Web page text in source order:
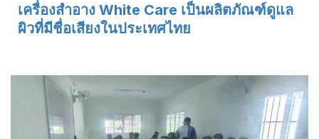
เครื่องสำอาง White Care เป็นผลิตภัณฑ์ดูแล
ผิวที่มีชื่อเสียงในประเทศไทย